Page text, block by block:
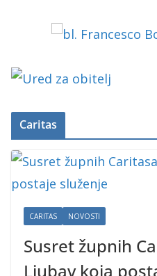
Caritas
CARITAS NOVOSTI
Susret župnih
Ljubav koja